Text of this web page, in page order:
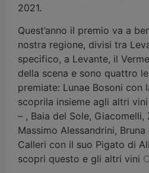
2021.
Quest’anno il premio va a
nostra regione, divisi tra
specifico, a Levante, il
della scena e sono quattro
premiate: Lunae Bosoni con
scoprila insieme agli altri vini
– , Baia del Sole, Giacomelli,
Massimo Alessandrini,
Calleri con il suo Pigato di
scopri questo e gli altri vini